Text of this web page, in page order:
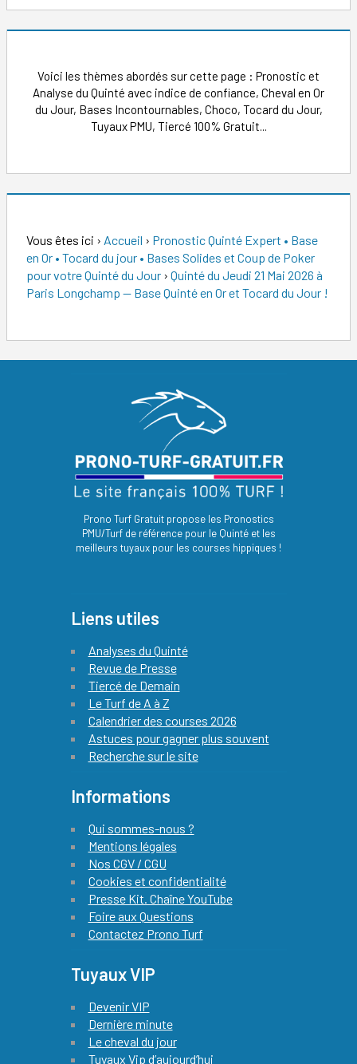
Voici les thèmes abordés sur cette page : Pronostic et
Analyse du Quinté avec indice de confiance, Cheval en Or
du Jour, Bases Incontournables, Choco, Tocard du Jour,
Tuyaux PMU, Tiercé 100% Gratuit...
Vous êtes ici › Accueil › Pronostic Quinté Expert • Base
en Or • Tocard du jour • Bases Solides et Coup de Poker
pour votre Quinté du Jour › Quinté du Jeudi 21 Mai 2026 à
Paris Longchamp — Base Quinté en Or et Tocard du Jour !
Prono Turf Gratuit propose les Pronostics
PMU/Turf de référence pour le Quinté et les
meilleurs tuyaux pour les courses hippiques !
Liens utiles
Analyses du Quinté
Revue de Presse
Tiercé de Demain
Le Turf de A à Z
Calendrier des courses 2026
Astuces pour gagner plus souvent
Recherche sur le site
Informations
Qui sommes-nous ?
Mentions légales
Nos CGV / CGU
Cookies et confidentialité
Presse Kit. Chaîne YouTube
Foire aux Questions
Contactez Prono Turf
Tuyaux VIP
Devenir VIP
Dernière minute
Le cheval du jour
Tuyaux Vip d’aujourd’hui